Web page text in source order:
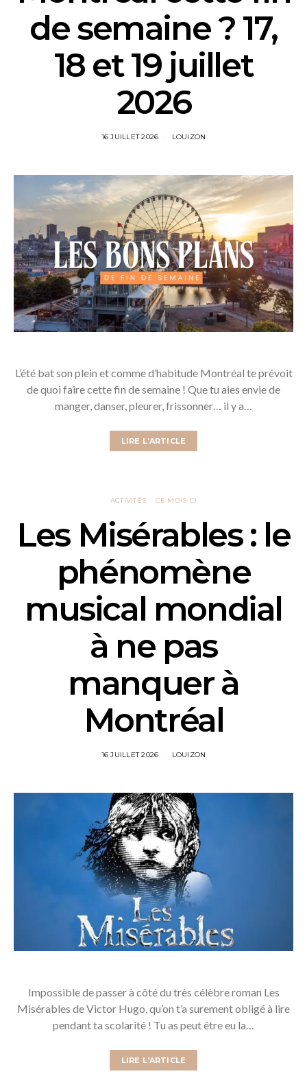
de semaine ? 17,
18 et 19 juillet
2026
16 JUILLET 2026 LOUIZON
L’été bat son plein et comme d’habitude Montréal te prévoit
de quoi faire cette fin de semaine ! Que tu aies envie de
manger, danser, pleurer, frissonner… il y a…
LIRE L'ARTICLE
ACTIVITÉS CE MOIS-CI
Les Misérables : le
phénomène
musical mondial
à ne pas
manquer à
Montréal
16 JUILLET 2026 LOUIZON
Impossible de passer à côté du très célèbre roman Les
Misérables de Victor Hugo, qu’on t’a surement obligé à lire
pendant ta scolarité ! Tu as peut être eu la…
LIRE L'ARTICLE